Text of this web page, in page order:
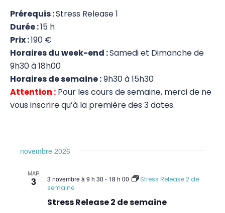
SR Proficiency
SR 4a Défusion des traits de personnalité
négatifs
SR 4b Travail émotionnel avancé
Test Nutritionnel
Système Immunitaire
Recyclage des instructeurs en Wellness
Recyclage SR avancé
Instructeur en SR 1 à 3 (W. Topping)
Prérequis :Stress Release 1
Durée :15 h
Prix :190 €
Horaires du week-end :Samedi et Dimanche de
9h30 à 18h00
Horaires de semaine :9h30 à 15h30
Attention : Pour les cours de semaine, merci de ne
vous inscrire qu’à la première des 3 dates.
novembre 2026
MAR
3
Stress Release 2 de semaine
3 novembre à 9 h 30 - 18 h 00
Stress Release 2 de
semaine